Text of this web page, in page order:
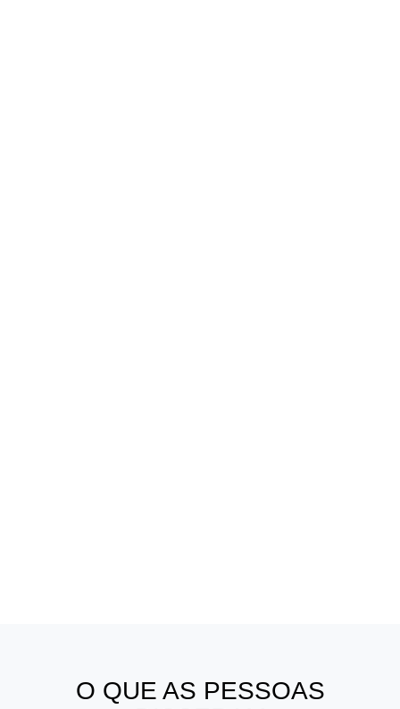
O QUE AS PESSOAS